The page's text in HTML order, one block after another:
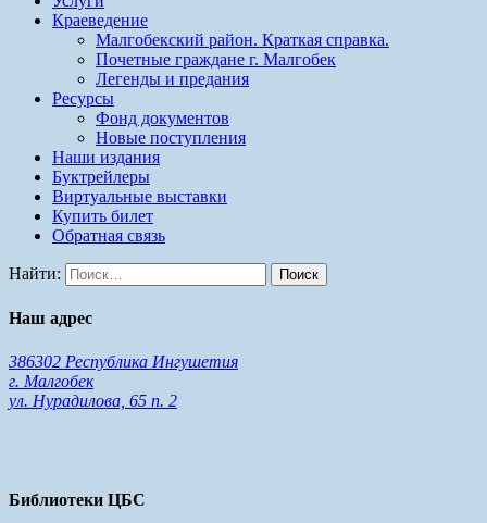
Краеведение
Малгобекский район. Краткая справка.
Почетные граждане г. Малгобек
Легенды и предания
Ресурсы
Фонд документов
Новые поступления
Наши издания
Буктрейлеры
Виртуальные выставки
Купить билет
Обратная связь
Найти:
Наш адрес
386302 Республика Ингушетия
г. Малгобек
ул. Нурадилова, 65 п. 2
Библиотеки ЦБС